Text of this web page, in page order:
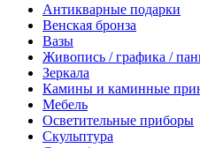
Антикварные подарки
Венская бронза
Вазы
Живопись / графика /
Зеркала
Камины и каминные
Мебель
Осветительные приборы
Скульптура